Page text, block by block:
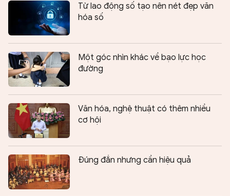
Từ lao động số tạo nên nét đẹp văn
hóa số
Một góc nhìn khác về bạo lực học
đường
Văn hóa, nghệ thuật có thêm nhiều
cơ hội
Đúng đắn nhưng cần hiệu quả